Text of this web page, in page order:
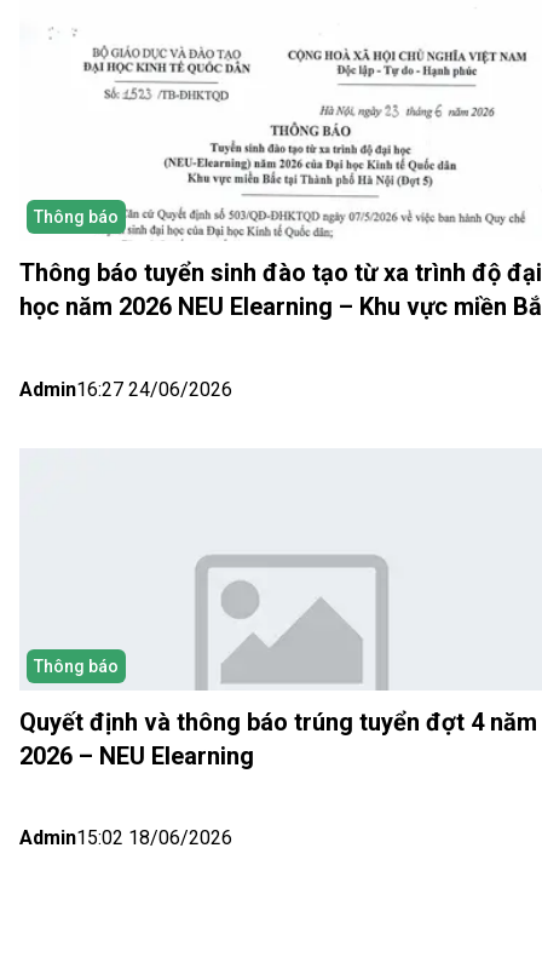
Thông báo
Thông báo tuyển sinh đào tạo từ xa trình độ đại
học năm 2026 NEU Elearning – Khu vực miền
Admin16:27 24/06/2026
Thông báo
Quyết định và thông báo trúng tuyển đợt 4 năm
2026 – NEU Elearning
Admin15:02 18/06/2026